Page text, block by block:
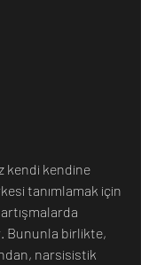
kendi kendine
tanımlamak için
Bununla birlikte,
narsisistik